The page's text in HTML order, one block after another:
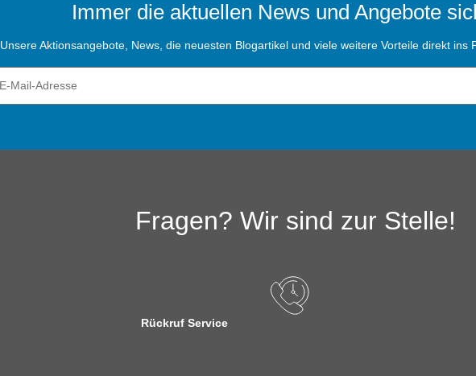
Immer die aktuellen News und Angebote
Unsere Aktionsangebote, News, die neuesten Blogartikel und viele weitere Vorteile direkt ins
Fragen? Wir sind zur Stelle!
Rückruf Service